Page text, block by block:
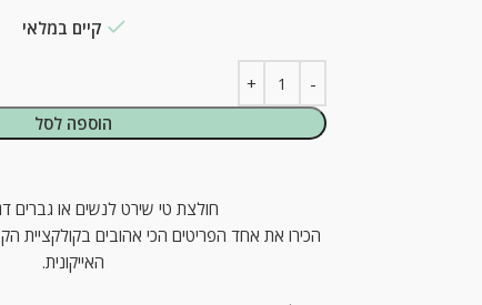
קיים במלאי
הוספה לסל
חולצת טי שירט לנשים או גברים
הכירו את אחד הפריטים הכי אהובים בקולקציית
האייקונית.